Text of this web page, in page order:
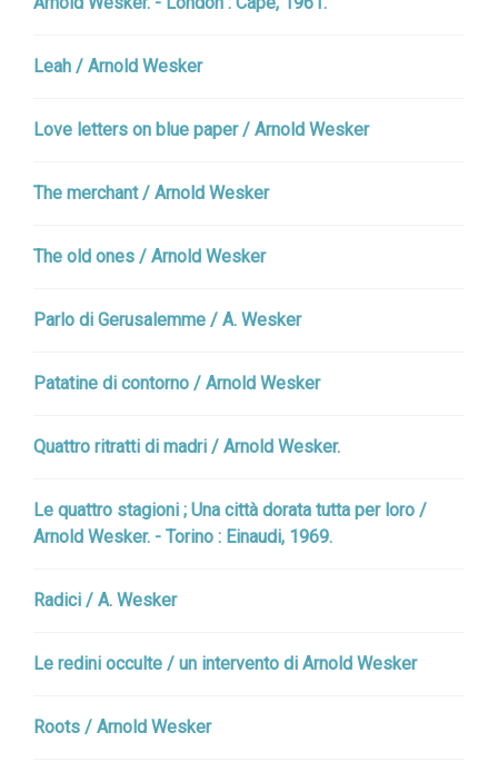
Leah / Arnold Wesker
Love letters on blue paper / Arnold Wesker
The merchant / Arnold Wesker
The old ones / Arnold Wesker
Parlo di Gerusalemme / A. Wesker
Patatine di contorno / Arnold Wesker
Quattro ritratti di madri / Arnold Wesker.
Le quattro stagioni ; Una città dorata tutta per loro /
Arnold Wesker. - Torino : Einaudi, 1969.
Radici / A. Wesker
Le redini occulte / un intervento di Arnold Wesker
Roots / Arnold Wesker